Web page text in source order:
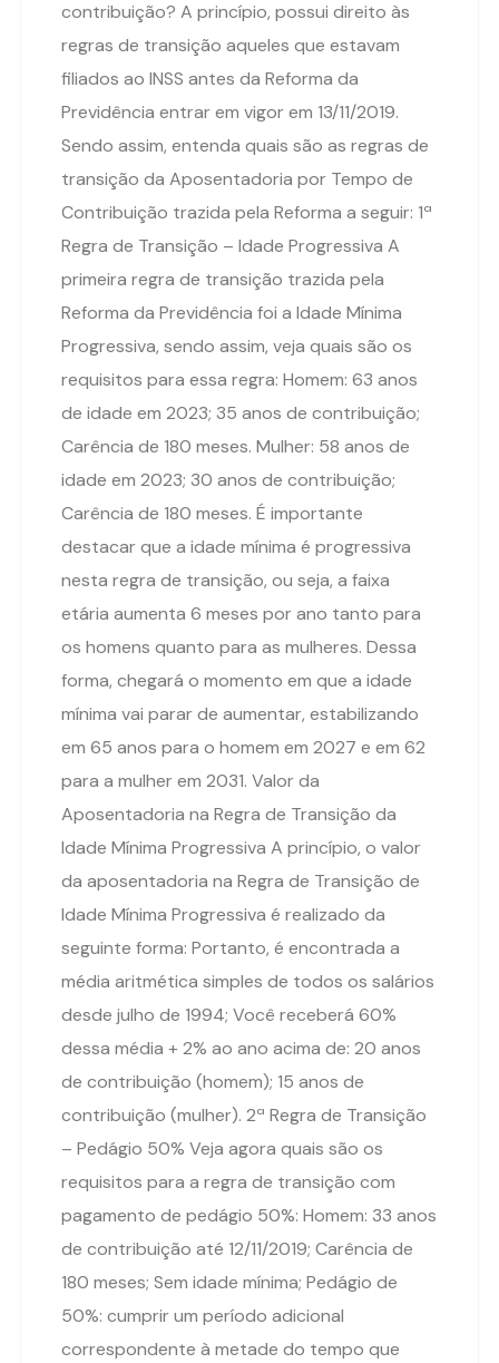
contribuição? A princípio, possui direito às
regras de transição aqueles que estavam
filiados ao INSS antes da Reforma da
Previdência entrar em vigor em 13/11/2019.
Sendo assim, entenda quais são as regras de
transição da Aposentadoria por Tempo de
Contribuição trazida pela Reforma a seguir: 1ª
Regra de Transição – Idade Progressiva A
primeira regra de transição trazida pela
Reforma da Previdência foi a Idade Mínima
Progressiva, sendo assim, veja quais são os
requisitos para essa regra: Homem: 63 anos
de idade em 2023; 35 anos de contribuição;
Carência de 180 meses. Mulher: 58 anos de
idade em 2023; 30 anos de contribuição;
Carência de 180 meses. É importante
destacar que a idade mínima é progressiva
nesta regra de transição, ou seja, a faixa
etária aumenta 6 meses por ano tanto para
os homens quanto para as mulheres. Dessa
forma, chegará o momento em que a idade
mínima vai parar de aumentar, estabilizando
em 65 anos para o homem em 2027 e em 62
para a mulher em 2031. Valor da
Aposentadoria na Regra de Transição da
Idade Mínima Progressiva A princípio, o valor
da aposentadoria na Regra de Transição de
Idade Mínima Progressiva é realizado da
seguinte forma: Portanto, é encontrada a
média aritmética simples de todos os salários
desde julho de 1994; Você receberá 60%
dessa média + 2% ao ano acima de: 20 anos
de contribuição (homem); 15 anos de
contribuição (mulher). 2ª Regra de Transição
– Pedágio 50% Veja agora quais são os
requisitos para a regra de transição com
pagamento de pedágio 50%: Homem: 33 anos
de contribuição até 12/11/2019; Carência de
180 meses; Sem idade mínima; Pedágio de
50%: cumprir um período adicional
correspondente à metade do tempo que